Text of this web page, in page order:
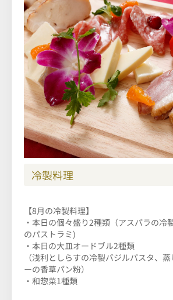
冷製料理
【8月の冷製料理】
・本日の個々盛り2種類（アスパラの冷
のパストラミ)
・本日の大皿オードブル2種類
（浅利としらすの冷製バジルパスタ、
ーの香草パン粉）
・和惣菜1種類